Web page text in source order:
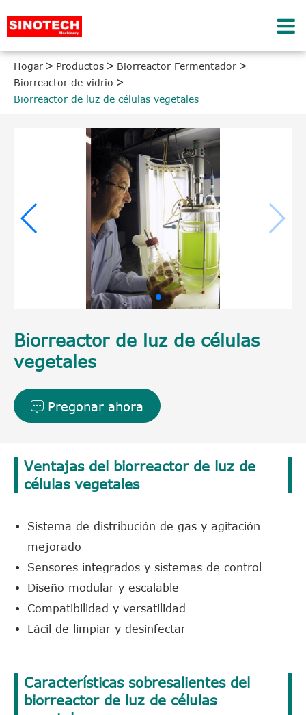
Hogar Productos
Biorreactor Fermentador
Biorreactor de vidrio
Biorreactor de luz de células vegetales
Biorreactor de luz de células
vegetales
 Pregonar ahora
Ventajas del biorreactor de luz de
células vegetales
Sistema de distribución de gas y agitación
mejorado
Sensores integrados y sistemas de control
Diseño modular y escalable
Compatibilidad y versatilidad
Lácil de limpiar y desinfectar
Características sobresalientes del
biorreactor de luz de células